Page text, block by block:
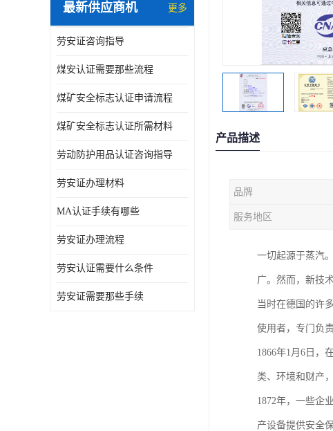
最新供应商机 更多
劳安证咨询指导
煤安认证需要那些流程
煤矿安全标志认证申请流程
煤矿安全标志认证所需材料
劳动防护用品认证咨询指导
劳安证办理材料
MA认证手续有哪些
劳安证办理流程
劳安认证需要什么条件
劳安证需要那些手续
产品描述
品牌
服务地区
一切起源于蒸汽
广。然而，新技
当时在德国的许
使用者，专门负
1866年1月6日，
类、环境和财产
1872年，一些企
产设备提供安全